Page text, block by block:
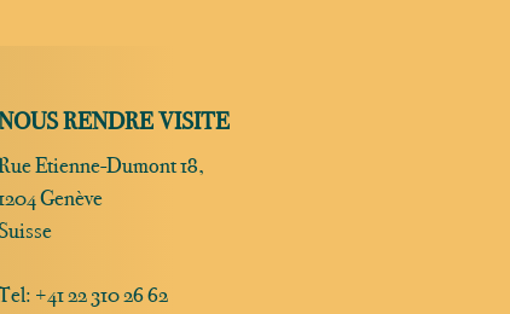
RENDRE VISITE
Etienne-Dumont 18,
Genève
Suisse
+41 22 310 26 62